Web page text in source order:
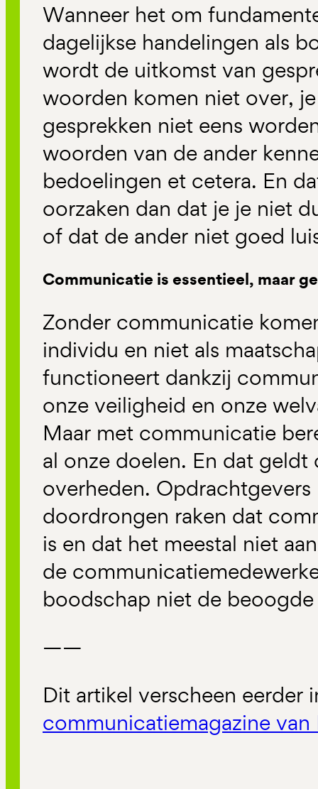
Wanneer het om
dagelijkse handelingen als
wordt de uitkomst van
woorden komen niet over,
gesprekken niet eens
woorden van de ander
bedoelingen et cetera. En
oorzaken dan dat je je niet
of dat de ander niet goed
Communicatie is essentieel, maar
Zonder communicatie
individu en niet als
functioneert dankzij
onze veiligheid en onze
Maar met communicatie
al onze doelen. En dat
overheden.
doordrongen raken dat
is en dat het meestal niet
de
boodschap niet de
——
Dit artikel verscheen eerder
communicatiemagazine van